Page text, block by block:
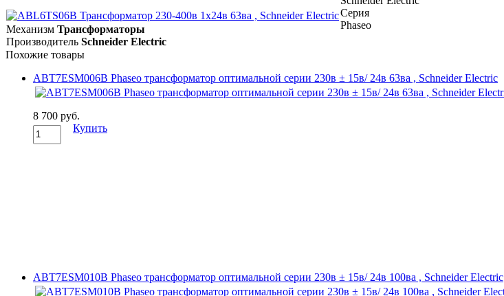
Серия
Phaseo
Механизм Трансформаторы
Производитель Schneider Electric
Похожие товары
ABT7ESM006B Phaseo трансформатор оптимальной серии 230в ± 15в/ 24в 63ва , Schneider Electric
8 700 руб.
Купить
ABT7ESM010B Phaseo трансформатор оптимальной серии 230в ± 15в/ 24в 100ва , Schneider Electric